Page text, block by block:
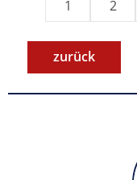
zurück
1 2